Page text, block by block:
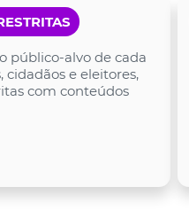
público-alvo de cada
cidadãos e eleitores,
com conteúdos